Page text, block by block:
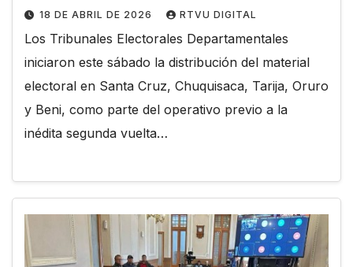
18 DE ABRIL DE 2026 RTVU DIGITAL
Los Tribunales Electorales Departamentales
iniciaron este sábado la distribución del material
electoral en Santa Cruz, Chuquisaca, Tarija, Oruro
y Beni, como parte del operativo previo a la
inédita segunda vuelta…